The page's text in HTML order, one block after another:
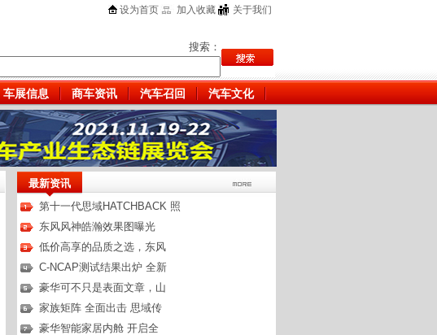
设为首页 加入收藏 关于我们
搜索：
车展信息 商车资讯 汽车召回 汽车文化
最新资讯
第十一代思域HATCHBACK 照
东风风神皓瀚效果图曝光
低价高享的品质之选，东风
C-NCAP测试结果出炉 全新
豪华可不只是表面文章，山
家族矩阵 全面出击 思域传
豪华智能家居内舱 开启全